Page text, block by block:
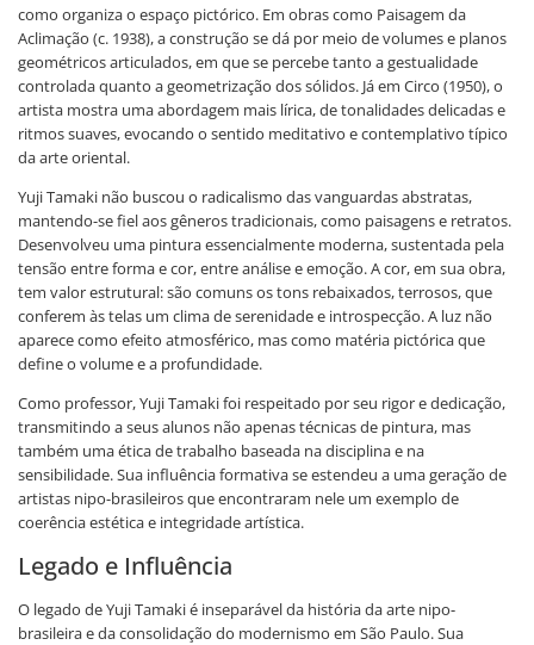
como organiza o espaço pictórico. Em obras como Paisagem da
Aclimação (c. 1938), a construção se dá por meio de volumes e planos
geométricos articulados, em que se percebe tanto a gestualidade
controlada quanto a geometrização dos sólidos. Já em Circo (1950), o
artista mostra uma abordagem mais lírica, de tonalidades delicadas e
ritmos suaves, evocando o sentido meditativo e contemplativo típico
da arte oriental.
Yuji Tamaki não buscou o radicalismo das vanguardas abstratas,
mantendo-se fiel aos gêneros tradicionais, como paisagens e retratos.
Desenvolveu uma pintura essencialmente moderna, sustentada pela
tensão entre forma e cor, entre análise e emoção. A cor, em sua obra,
tem valor estrutural: são comuns os tons rebaixados, terrosos, que
conferem às telas um clima de serenidade e introspecção. A luz não
aparece como efeito atmosférico, mas como matéria pictórica que
define o volume e a profundidade.
Como professor, Yuji Tamaki foi respeitado por seu rigor e dedicação,
transmitindo a seus alunos não apenas técnicas de pintura, mas
também uma ética de trabalho baseada na disciplina e na
sensibilidade. Sua influência formativa se estendeu a uma geração de
artistas nipo-brasileiros que encontraram nele um exemplo de
coerência estética e integridade artística.
Legado e Influência
O legado de Yuji Tamaki é inseparável da história da arte nipo-
brasileira e da consolidação do modernismo em São Paulo. Sua